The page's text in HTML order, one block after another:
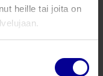
heille tai joita on